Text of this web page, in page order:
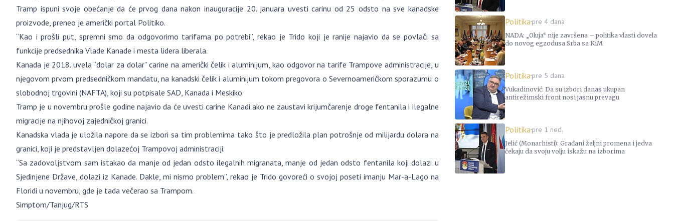
Tramp ispuni svoje obećanje da će prvog dana nakon inauguracije 20. januara uvesti carinu od 25 odsto na sve kanadske
proizvode, preneo je američki portal Politiko.
“Kao i prošli put, spremni smo da odgovorimo tarifama po potrebi”, rekao je Trido koji je ranije najavio da se povlači sa
funkcije predsednika Vlade Kanade i mesta lidera liberala.
Kanada je 2018. uvela “dolar za dolar” carine na američki čelik i aluminijum, kao odgovor na tarife Trampove administracije, u
njegovom prvom predsedničkom mandatu, na kanadski čelik i aluminijum tokom pregovora o Severnoameričkom sporazumu o
slobodnoj trgovini (NAFTA), koji su potpisale SAD, Kanada i Meskiko.
Tramp je u novembru prošle godine najavio da će uvesti carine Kanadi ako ne zaustavi krijumčarenje droge fentanila i ilegalne
migracije na njihovoj zajedničkoj granici.
Kanadska vlada je uložila napore da se izbori sa tim problemima tako što je predložila plan potrošnje od milijardu dolara na
granici, koji je predstavljen dolazećoj Trampovoj administraciji.
“Sa zadovoljstvom sam istakao da manje od jedan odsto ilegalnih migranata, manje od jedan odsto fentanila koji dolazi u
Sjedinjene Države, dolazi iz Kanade. Dakle, mi nismo problem”, rekao je Trido govoreći o svojoj poseti imanju Mar-a-Lago na
Floridi u novembru, gde je tada večerao sa Trampom.
Simptom/Tanjug/RTS
Politikapre 4 dana
NADA: „Oluja“ nije završena – politika vlasti dovela
do novog egzodusa Srba sa KiM
Politikapre 5 dana
Vukadinović: Da su izbori danas ukupan
antirežimski front nosi jasnu prevagu
Politikapre 1 ned.
Jelić (Monarhisti): Građani željni promena i jedva
čekaju da svoju volju iskažu na izborima